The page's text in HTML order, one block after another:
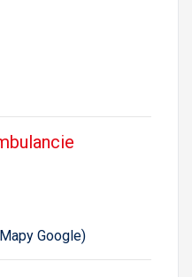
Google)